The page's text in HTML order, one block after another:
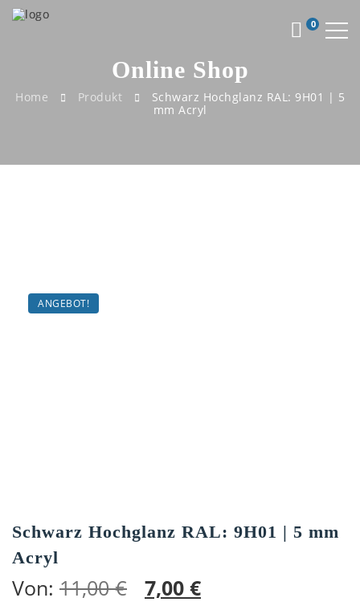
0
Online Shop
Home Produkt
Schwarz Hochglanz RAL: 9H01 | 5
mm Acryl
ANGEBOT!
Schwarz Hochglanz RAL: 9H01 | 5 mm
Acryl
Von: 11,00€ 7,00 €